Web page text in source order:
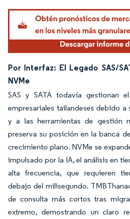
Por Interfaz: El Legado SAS/
NVMe
SAS y SATA todavía gestionan
empresariales tailandeses debido
y a las herramientas de gestión
preserva su posición en la banca
crecimiento plano. NVMe se
impulsado por la IA, el análisis en
alta frecuencia, que requieren
debajo del milisegundo.
de consulta más cortos tras
extremo, demostrando un claro